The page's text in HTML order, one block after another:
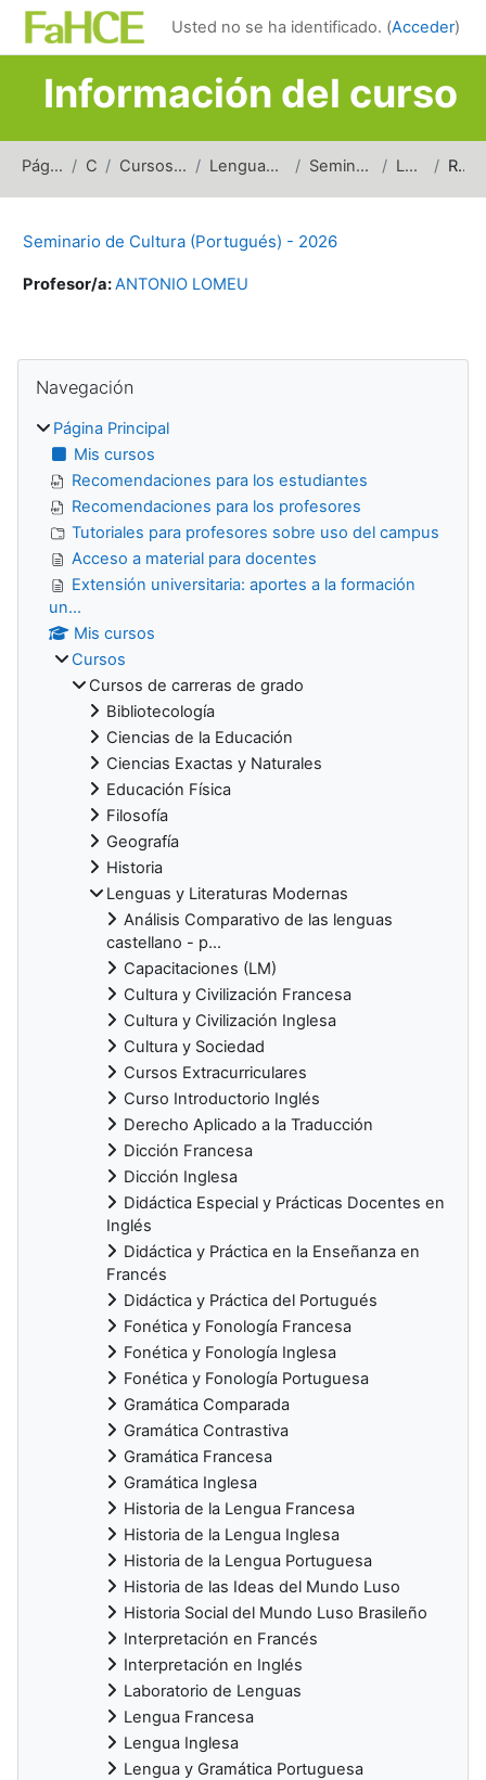
Salta al contenido principal
Usted no se ha identificado. (Acceder)
Información del curso
Página Principal Cursos Cursos de carreras de grado Lenguas y Literaturas Modernas Seminarios y Talleres (LLM) LLM_SC_2026 Resumen
Seminario de Cultura (Portugués) - 2026
Profesor/a:ANTONIO LOMEU
Bloques
Navegación
Página Principal
Mis cursos
Recomendaciones para los estudiantes
Recomendaciones para los profesores
Tutoriales para profesores sobre uso del campus
Acceso a material para docentes
Extensión universitaria: aportes a la formación
un...
Mis cursos
Cursos
Cursos de carreras de grado
Bibliotecología
Ciencias de la Educación
Ciencias Exactas y Naturales
Educación Física
Filosofía
Geografía
Historia
Lenguas y Literaturas Modernas
Análisis Comparativo de las lenguas
castellano - p...
Capacitaciones (LM)
Cultura y Civilización Francesa
Cultura y Civilización Inglesa
Cultura y Sociedad
Cursos Extracurriculares
Curso Introductorio Inglés
Derecho Aplicado a la Traducción
Dicción Francesa
Dicción Inglesa
Didáctica Especial y Prácticas Docentes en
Inglés
Didáctica y Práctica en la Enseñanza en
Francés
Didáctica y Práctica del Portugués
Fonética y Fonología Francesa
Fonética y Fonología Inglesa
Fonética y Fonología Portuguesa
Gramática Comparada
Gramática Contrastiva
Gramática Francesa
Gramática Inglesa
Historia de la Lengua Francesa
Historia de la Lengua Inglesa
Historia de la Lengua Portuguesa
Historia de las Ideas del Mundo Luso
Historia Social del Mundo Luso Brasileño
Interpretación en Francés
Interpretación en Inglés
Laboratorio de Lenguas
Lengua Francesa
Lengua Inglesa
Lengua y Gramática Portuguesa